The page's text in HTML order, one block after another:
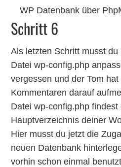
WP Datenbank über
Schritt 6
Als letzten Schritt musst
Datei wp-config.php
vergessen und der Tom
Kommentaren darauf
Datei wp-config.php findest
Hauptverzeichnis deiner
Hier musst du jetzt die
neuen Datenbank
vorhin schon einmal